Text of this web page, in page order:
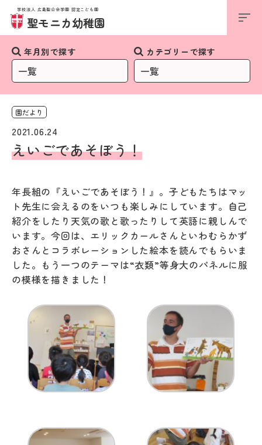
学校法人 広島聖公会学園 認定こども園
聖モニカ幼稚園
年月別で探す カテゴリーで探す
園だより
2021.06.24
えいごであそぼう！
年長組の『えいごであそぼう！』。子どもたちはマッ
ト先生に会えるのをいつも楽しみにしています。自己
紹介をしたり天気の歌と歌ったりして英語に親しんで
います。今回は、エリックカールさんといわむらかず
おさんとコラボレーションした絵本を読んでもらいま
した。もう一つのテーマは“衣類”等身大のパネルに服
の模様を描きました！